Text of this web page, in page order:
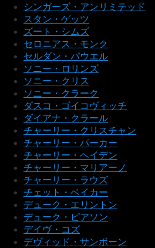
シンガーズ・アンリミテッド
スタン・ゲッツ
ズート・シムズ
セロニアス・モンク
セルダン・パウエル
ソニー・ロリンズ
ソニー・クリス
ソニー・クラーク
ダスコ・ゴイコヴィッチ
ダイアナ・クラール
チャーリー・クリスチャン
チャーリー・パーカー
チャーリー・ヘイデン
チャーリー・マリアーノ
チャーリー・ラウズ
チェット・ベイカー
デューク・エリントン
デューク・ピアソン
デイヴ・コズ
デヴィッド・サンボーン